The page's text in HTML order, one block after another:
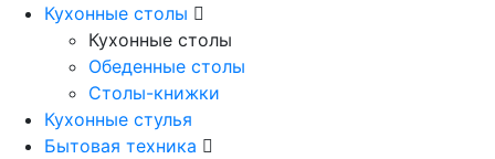
Кухонные столы
Кухонные столы
Обеденные столы
Столы-книжки
Кухонные стулья
Бытовая техника